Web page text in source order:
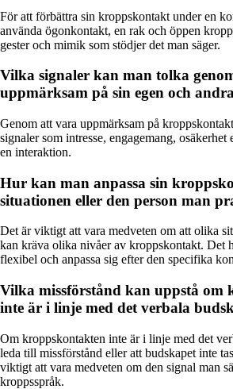
För att förbättra sin kroppskontakt under en
använda ögonkontakt, en rak och öppen
gester och mimik som stödjer det man säger.
Vilka signaler kan man tolka
uppmärksam på sin egen och
Genom att vara uppmärksam på
signaler som intresse, engagemang, osäkerhet
en interaktion.
Hur kan man anpassa sin
situationen eller den person man
Det är viktigt att vara medveten om att olika
kan kräva olika nivåer av kroppskontakt. Det
flexibel och anpassa sig efter den specifika
Vilka missförstånd kan uppstå om
inte är i linje med det verbala
Om kroppskontakten inte är i linje med det
leda till missförstånd eller att budskapet inte
viktigt att vara medveten om den signal man
kroppsspråk.